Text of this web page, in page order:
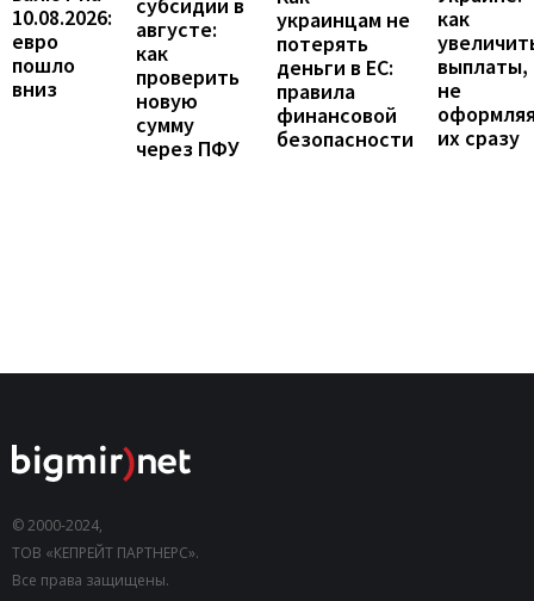
10.08.2026:
евро
пошло
вниз
августе:
как
проверить
новую
сумму
через ПФУ
украинцам не
потерять
деньги в ЕС:
правила
финансовой
безопасности
как
выплаты,
не
их сразу
© 2000-2024,
ТОВ «КЕПРЕЙТ ПАРТНЕРС».
Все права защищены.